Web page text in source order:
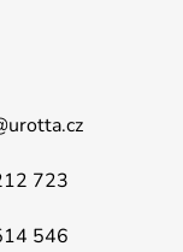
urotta.cz
723
546